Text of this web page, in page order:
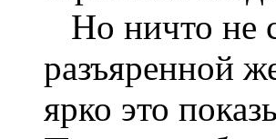
Но ничто не
разъяренной
ярко это